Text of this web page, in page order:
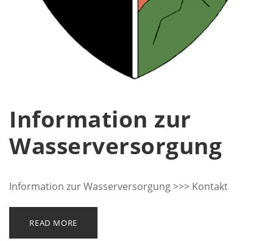
Information zur
Wasserversorgung
Information zur Wasserversorgung >>> Kontakt
READ MORE